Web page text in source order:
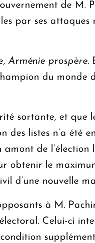
de M.
par ses attaques
Arménie prospère.
du monde
sortante, et que
des listes n’a été
de
obtenir le
d’une nouvelle
à M.
Celui-ci